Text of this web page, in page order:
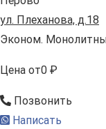
ул. Плеханова, д.18
Эконом.
Цена от0 ₽
Позвонить
Написать